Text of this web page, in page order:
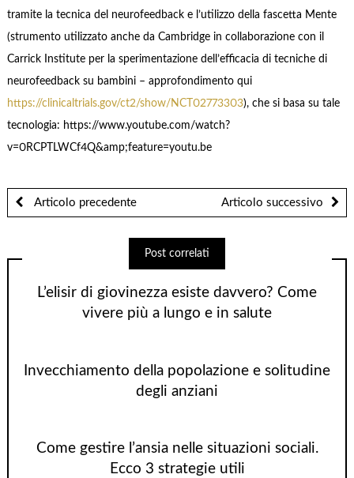
tramite la tecnica del neurofeedback e l’utilizzo della fascetta Mente
(strumento utilizzato anche da Cambridge in collaborazione con il
Carrick Institute per la sperimentazione dell’efficacia di tecniche di
neurofeedback su bambini – approfondimento qui
https://clinicaltrials.gov/ct2/show/NCT02773303), che si basa su tale
tecnologia: https://www.youtube.com/watch?
v=0RCPTLWCf4Q&amp;feature=youtu.be
Articolo precedente Articolo successivo
Post correlati
L’elisir di giovinezza esiste davvero? Come
vivere più a lungo e in salute
Invecchiamento della popolazione e solitudine
degli anziani
Come gestire l’ansia nelle situazioni sociali.
Ecco 3 strategie utili